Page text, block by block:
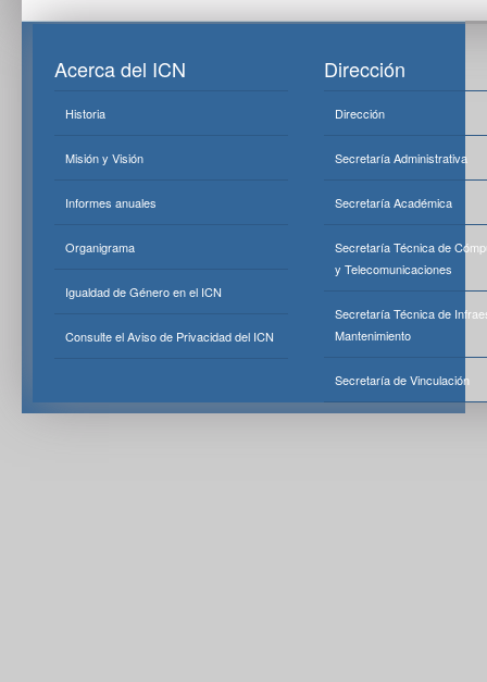
Acerca del ICN
Historia
Misión y Visión
Informes anuales
Organigrama
Igualdad de Género en el ICN
Consulte el Aviso de Privacidad del ICN
Dirección
Dirección
Secretaría Administrativa
Secretaría Académica
Secretaría Técnica de
y Telecomunicaciones
Secretaría Técnica de
Mantenimiento
Secretaría de Vinculación